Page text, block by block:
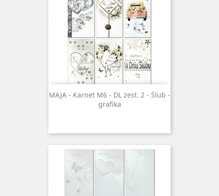
MAJA - Karnet M6 - DL zest. 2 - Ślub -
grafika